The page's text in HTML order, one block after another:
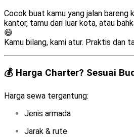
Cocok buat kamu yang jalan bareng
kantor, tamu dari luar kota, atau
😄
Kamu bilang, kami atur. Praktis dan
💰 Harga Charter? Sesuai
Harga sewa tergantung:
Jenis armada
Jarak & rute